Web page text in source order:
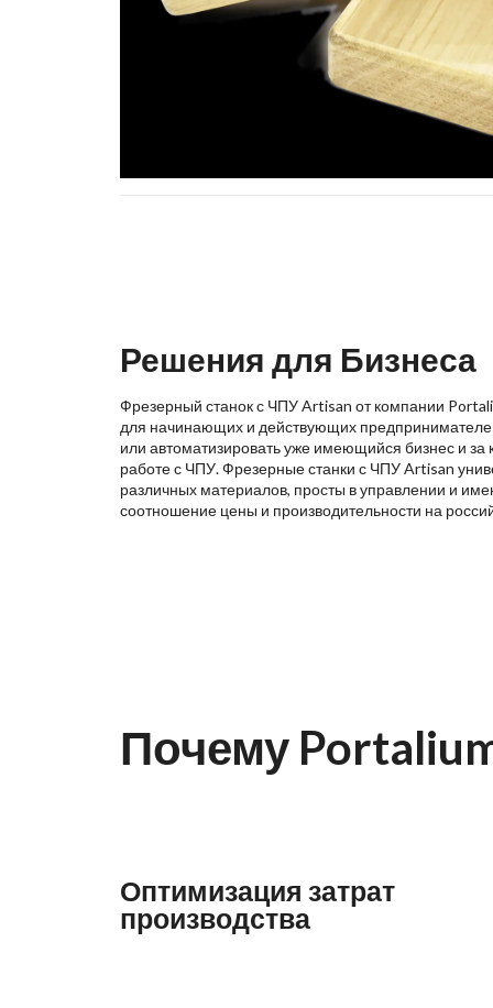
Решения для Бизнеса
Фрезерный станок с ЧПУ Artisan от компании
для начинающих и действующих
или автоматизировать уже имеющийся бизнес и за
работе с ЧПУ. Фрезерные станки с ЧПУ Artisan
различных материалов, просты в управлении и
соотношение цены и производительности на
Почему
Оптимизация затрат
производства